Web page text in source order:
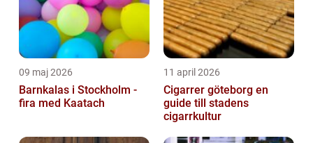
09 maj 2026
Barnkalas i Stockholm -
fira med Kaatach
11 april 2026
Cigarrer göteborg en
guide till stadens
cigarrkultur